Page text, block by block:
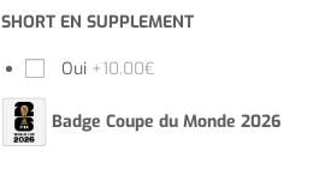
SHORT EN SUPPLEMENT
Oui +10.00€
Badge Coupe du Monde 2026